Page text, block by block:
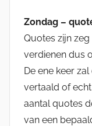
Zondag –
Quotes zijn
verdienen dus
De ene keer
vertaald of
aantal quotes
van een